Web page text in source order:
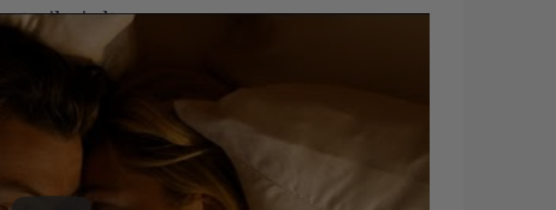
traileri alta.